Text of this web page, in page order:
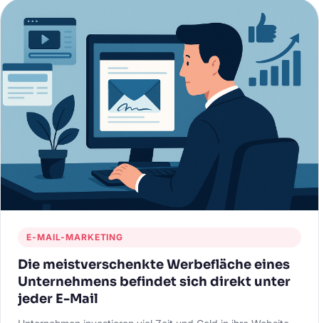
E-MAIL-MARKETING
Die meistverschenkte Werbefläche eines
Unternehmens befindet sich direkt unter
jeder E-Mail